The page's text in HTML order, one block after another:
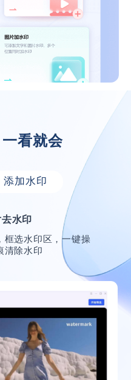
看就会
添加水印
水印
框选水印区，一键操
清除水印
好用，加水印去除
！